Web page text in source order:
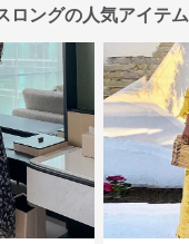
ロングの人気アイテム